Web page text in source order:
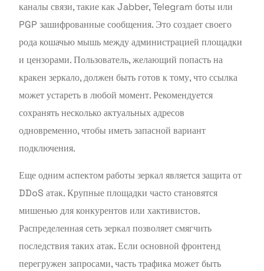
каналы связи, такие как Jabber, Telegram боты или
PGP зашифрованные сообщения. Это создает своего
рода кошачью мышь между администрацией площадки
и цензорами. Пользователь, желающий попасть на
кракен зеркало, должен быть готов к тому, что ссылка
может устареть в любой момент. Рекомендуется
сохранять несколько актуальных адресов
одновременно, чтобы иметь запасной вариант
подключения.
Еще одним аспектом работы зеркал является защита от
DDoS атак. Крупные площадки часто становятся
мишенью для конкурентов или хактивистов.
Распределенная сеть зеркал позволяет смягчить
последствия таких атак. Если основной фронтенд
перегружен запросами, часть трафика может быть